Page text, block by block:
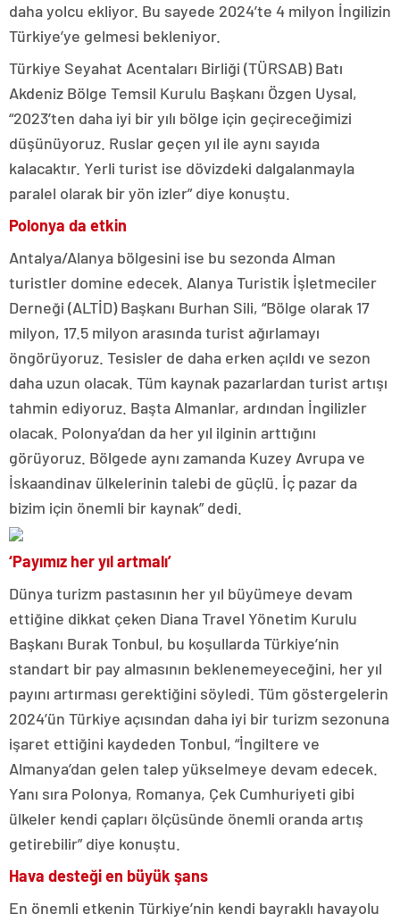
daha yolcu ekliyor. Bu sayede 2024’te 4 milyon İngilizin
Türkiye’ye gelmesi bekleniyor.
Türkiye Seyahat Acentaları Birliği (TÜRSAB) Batı
Akdeniz Bölge Temsil Kurulu Başkanı Özgen Uysal,
“2023’ten daha iyi bir yılı bölge için geçireceğimizi
düşünüyoruz. Ruslar geçen yıl ile aynı sayıda
kalacaktır. Yerli turist ise dövizdeki dalgalanmayla
paralel olarak bir yön izler” diye konuştu.
Polonya da etkin
Antalya/Alanya bölgesini ise bu sezonda Alman
turistler domine edecek. Alanya Turistik İşletmeciler
Derneği (ALTİD) Başkanı Burhan Sili, “Bölge olarak 17
milyon, 17.5 milyon arasında turist ağırlamayı
öngörüyoruz. Tesisler de daha erken açıldı ve sezon
daha uzun olacak. Tüm kaynak pazarlardan turist artışı
tahmin ediyoruz. Başta Almanlar, ardından İngilizler
olacak. Polonya’dan da her yıl ilginin arttığını
görüyoruz. Bölgede aynı zamanda Kuzey Avrupa ve
İskaandinav ülkelerinin talebi de güçlü. İç pazar da
bizim için önemli bir kaynak” dedi.
‘Payımız her yıl artmalı’
Dünya turizm pastasının her yıl büyümeye devam
ettiğine dikkat çeken Diana Travel Yönetim Kurulu
Başkanı Burak Tonbul, bu koşullarda Türkiye’nin
standart bir pay almasının beklenemeyeceğini, her yıl
payını artırması gerektiğini söyledi. Tüm göstergelerin
2024’ün Türkiye açısından daha iyi bir turizm sezonuna
işaret ettiğini kaydeden Tonbul, “İngiltere ve
Almanya’dan gelen talep yükselmeye devam edecek.
Yanı sıra Polonya, Romanya, Çek Cumhuriyeti gibi
ülkeler kendi çapları ölçüsünde önemli oranda artış
getirebilir” diye konuştu.
Hava desteği en büyük şans
En önemli etkenin Türkiye’nin kendi bayraklı havayolu